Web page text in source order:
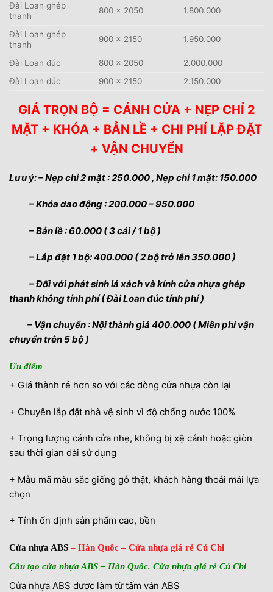
Đài Loan ghép
thanh
800 x 2050 1.800.000
Đài Loan ghép
thanh
900 x 2150 1.950.000
Đài Loan đúc 800 x 2050
2.000.000
Đài Loan đúc
900 x 2150 2.150.000
GIÁ TRỌN BỘ = CÁNH CỬA + NẸP CHỈ 2
MẶT + KHÓA + BẢN LỀ + CHI PHÍ LẶP ĐẶT
+ VẬN CHUYỂN
Lưu ý: – Nẹp chỉ 2 mặt : 250.000 , Nẹp chỉ 1 mặt: 150.000
– Khóa dao động : 200.000 – 950.000
– Bản lề : 60.000 ( 3 cái / 1 bộ )
– Lắp đặt 1 bộ: 400.000 ( 2 bộ trở lên 350.000 )
– Đối với phát sinh lá xách và kính cửa nhựa ghép
thanh không tính phí ( Đài Loan đúc tính phí )
– Vận chuyển : Nội thành giá 400.000 ( Miên phí vận
chuyển trên 5 bộ )
Ưu điểm
+ Giá thành rẻ hơn so với các dòng cửa nhựa còn lại
+ Chuyên lắp đặt nhà vệ sinh vì độ chống nước 100%
+ Trọng lượng cánh cửa nhẹ, không bị xệ cánh hoặc giòn
sau thời gian dài sử dụng
+ Mẫu mã màu sắc giống gỗ thật, khách hàng thoải mái lựa
chọn
+ Tính ổn định sản phẩm cao, bền
Cửa nhựa ABS – Hàn Quốc – Cửa nhựa giá rẻ Củ Chi
Cấu tạo cửa nhựa ABS – Hàn Quốc. Cửa nhựa giá rẻ Củ Chi
Cửa nhựa ABS được làm từ tấm ván ABS